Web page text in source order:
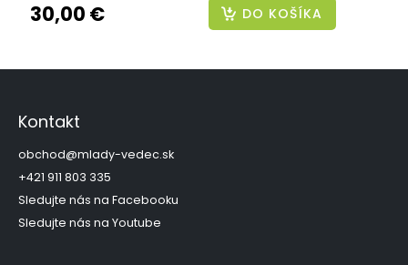
30,00 € DO KOŠÍKA
Kontakt
obchod@mlady-vedec.sk
+421 911 803 335
Sledujte nás na Facebooku
Sledujte nás na Youtube